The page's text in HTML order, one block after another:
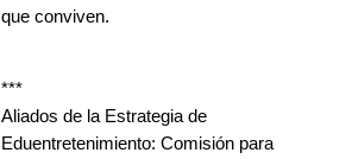
que conviven.
***
Aliados de la Estrategia de
Eduentretenimiento: Comisión para